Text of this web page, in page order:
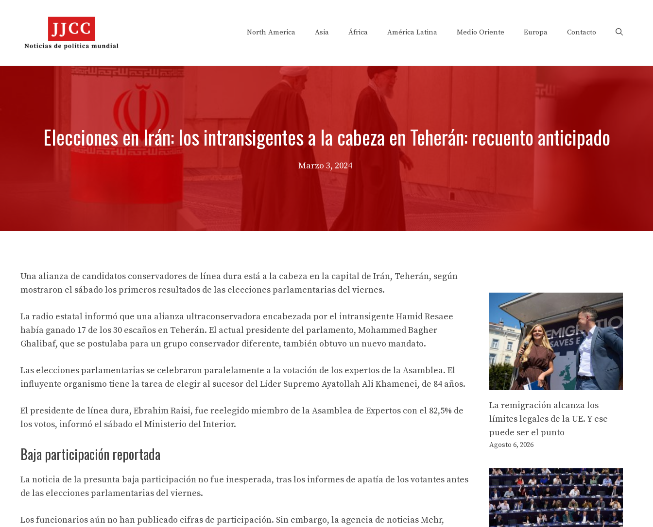
North America Asia África América Latina Medio Oriente Europa Contacto
Elecciones en Irán: los intransigentes a la cabeza en Teherán: recuento anticipado
Marzo 3, 2024
Una alianza de candidatos conservadores de línea dura está a la cabeza en la capital de Irán, Teherán, según
mostraron el sábado los primeros resultados de las elecciones parlamentarias del viernes.
La radio estatal informó que una alianza ultraconservadora encabezada por el intransigente Hamid Resaee
había ganado 17 de los 30 escaños en Teherán. El actual presidente del parlamento, Mohammed Bagher
Ghalibaf, que se postulaba para un grupo conservador diferente, también obtuvo un nuevo mandato.
Las elecciones parlamentarias se celebraron paralelamente a la votación de los expertos de la Asamblea. El
influyente organismo tiene la tarea de elegir al sucesor del Líder Supremo Ayatollah Ali Khamenei, de 84 años.
El presidente de línea dura, Ebrahim Raisi, fue reelegido miembro de la Asamblea de Expertos con el 82,5% de
los votos, informó el sábado el Ministerio del Interior.
Baja participación reportada
La noticia de la presunta baja participación no fue inesperada, tras los informes de apatía de los votantes antes
de las elecciones parlamentarias del viernes.
Los funcionarios aún no han publicado cifras de participación. Sin embargo, la agencia de noticias Mehr,
La remigración alcanza los
límites legales de la UE. Y ese
puede ser el punto
Agosto 6, 2026